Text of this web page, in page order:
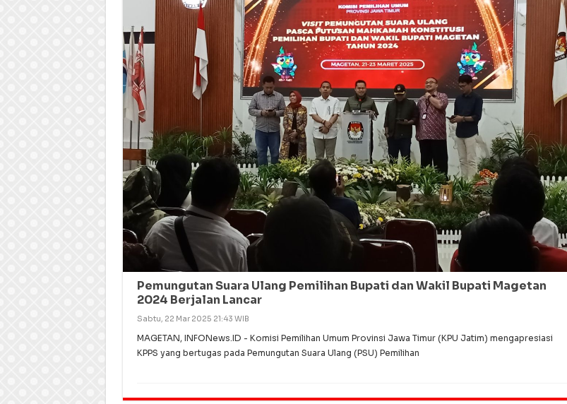
Pemungutan Suara Ulang Pemilihan Bupati dan Wakil Bupati Magetan
2024 Berjalan Lancar
Sabtu, 22 Mar 2025 21:43 WIB
MAGETAN, INFONews.ID - Komisi Pemilihan Umum Provinsi Jawa Timur (KPU Jatim) mengapresiasi
KPPS yang bertugas pada Pemungutan Suara Ulang (PSU) Pemilihan